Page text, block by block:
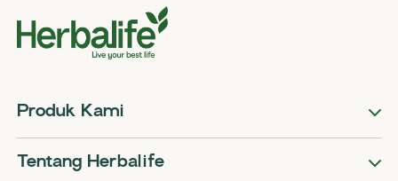
Produk Kami
Tentang Herbalife